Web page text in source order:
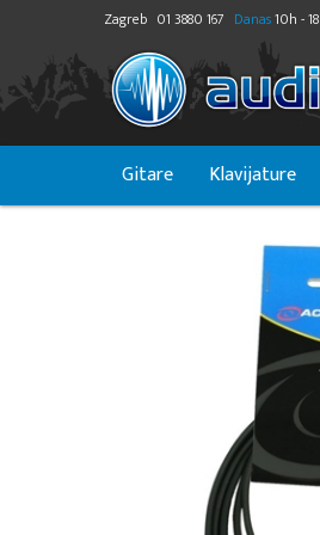
Zagreb 01 3880 167 Danas10h -
Gitare Klavijature